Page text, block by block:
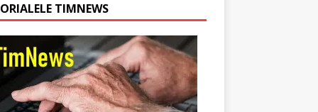
TIMNEWS